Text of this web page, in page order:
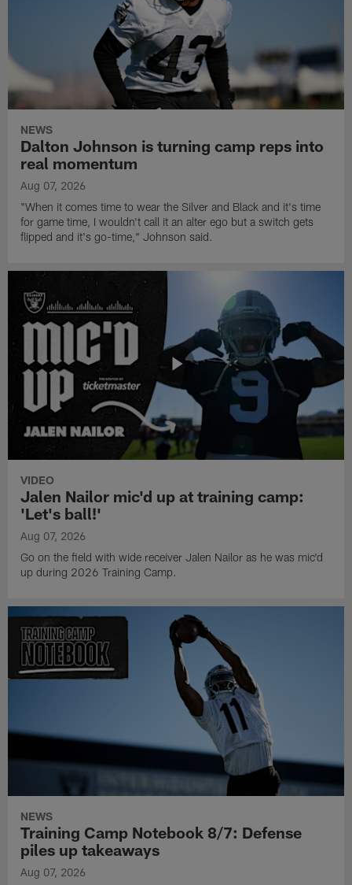
NEWS
Dalton Johnson is turning camp reps into
real momentum
Aug 07, 2026
"When it comes time to wear the Silver and Black and it's time
for game time, I wouldn't call it an alter ego but a switch gets
flipped and it's go-time," Johnson said.
VIDEO
Jalen Nailor mic'd up at training camp:
'Let's ball!'
Aug 07, 2026
Go on the field with wide receiver Jalen Nailor as he was mic'd
up during 2026 Training Camp.
NEWS
Training Camp Notebook 8/7: Defense
piles up takeaways
Aug 07, 2026